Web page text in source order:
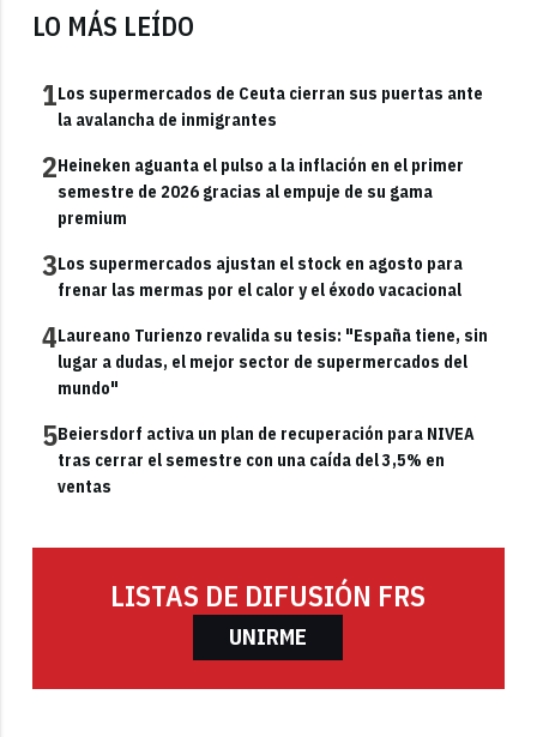
LO MÁS LEÍDO
1Los supermercados de Ceuta cierran sus puertas ante
la avalancha de inmigrantes
2Heineken aguanta el pulso a la inflación en el primer
semestre de 2026 gracias al empuje de su gama
premium
3Los supermercados ajustan el stock en agosto para
frenar las mermas por el calor y el éxodo vacacional
4Laureano Turienzo revalida su tesis: "España tiene, sin
lugar a dudas, el mejor sector de supermercados del
mundo"
5Beiersdorf activa un plan de recuperación para NIVEA
tras cerrar el semestre con una caída del 3,5% en
ventas
LISTAS DE DIFUSIÓN FRS
UNIRME